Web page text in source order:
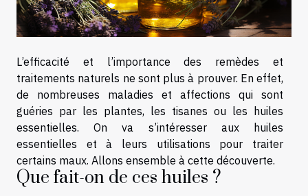
L’efficacité et l’importance des remèdes et
traitements naturels ne sont plus à prouver. En effet,
de nombreuses maladies et affections qui sont
guéries par les plantes, les tisanes ou les huiles
essentielles. On va s’intéresser aux huiles
essentielles et à leurs utilisations pour traiter
certains maux. Allons ensemble à cette découverte.
Que fait-on de ces huiles ?